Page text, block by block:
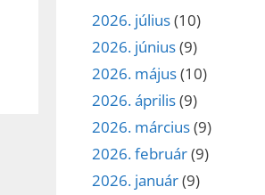
2026. július(10)
2026. június(9)
2026. május(10)
2026. április(9)
2026. március(9)
2026. február(9)
2026. január(9)